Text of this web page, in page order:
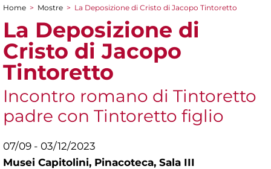
Tu sei qui
Home > Mostre > La Deposizione di Cristo di Jacopo Tintoretto
La Deposizione di
Cristo di Jacopo
Tintoretto
Incontro romano di Tintoretto
padre con Tintoretto figlio
07/09 - 03/12/2023
Musei Capitolini, Pinacoteca, Sala III